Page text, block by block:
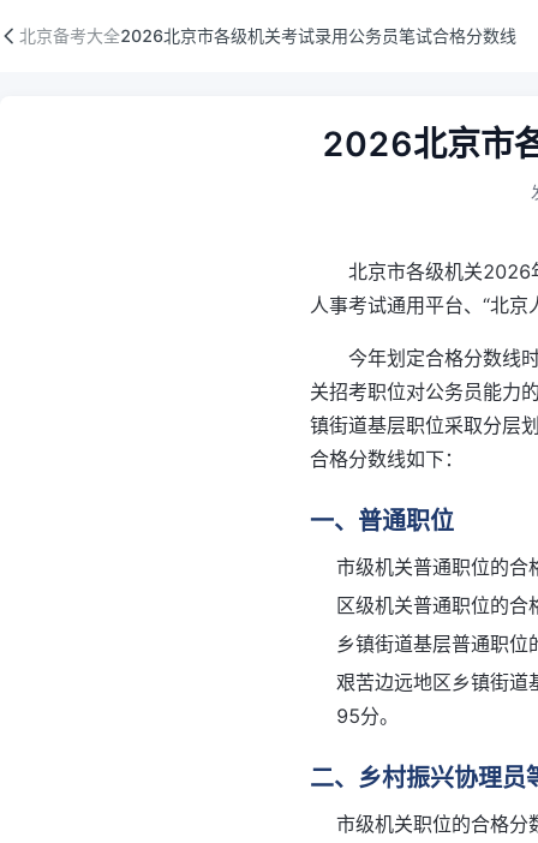
北京备考大全2026北京市各级机关考试录用公务员笔试合格分数线
2026北京市
北京市各级机关2026
人事考试通用平台、“北
今年划定合格分数线
关招考职位对公务员能力
镇街道基层职位采取分层
合格分数线如下：
一、普通职位
市级机关普通职位的
区级机关普通职位的
乡镇街道基层普通职
艰苦边远地区乡镇街道
95分。
二、乡村振兴协理员
市级机关职位的合格